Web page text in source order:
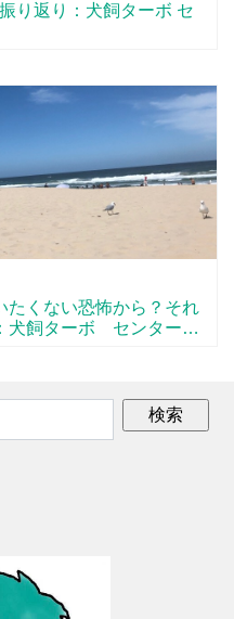
り返り：犬飼ターボ セ
たくない恐怖から？それ
犬飼ターボ センターピ